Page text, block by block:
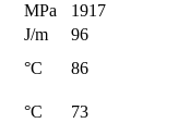
MPa
1917
J/m
96
°C
86
°C
73